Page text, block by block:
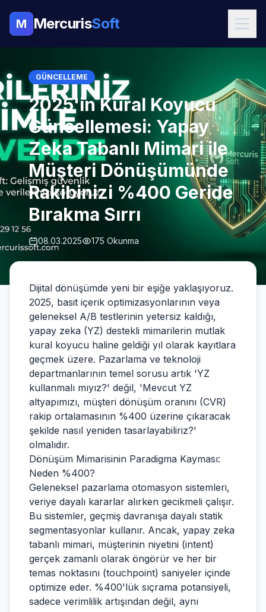
M MercurisSoft
GÜNCELLEME
2025'in Kural Koyucu
Güncellemesi: Yapay
Zeka Tabanlı Mimari ile
Müşteri Dönüşümünde
Rakibinizi %400 Geride
Bırakma Sırrı
08.03.2025 175 Okunma
Dijital dönüşümde yeni bir eşiğe yaklaşıyoruz.
2025, basit içerik optimizasyonlarının veya
geleneksel A/B testlerinin yetersiz kaldığı,
yapay zeka (YZ) destekli mimarilerin mutlak
kural koyucu haline geldiği yıl olarak kayıtlara
geçmek üzere. Pazarlama ve teknoloji
departmanlarının temel sorusu artık 'YZ
kullanmalı mıyız?' değil, 'Mevcut YZ
altyapımızı, müşteri dönüşüm oranını (CVR)
rakip ortalamasının %400 üzerine çıkaracak
şekilde nasıl yeniden tasarlayabiliriz?'
olmalıdır.
Dönüşüm Mimarisinin Paradigma Kayması:
Neden %400?
Geleneksel pazarlama otomasyon sistemleri,
veriye dayalı kararlar alırken gecikmeli çalışır.
Bu sistemler, geçmiş davranışa dayalı statik
segmentasyonlar kullanır. Ancak, yapay zeka
tabanlı mimari, müşterinin niyetini (intent)
gerçek zamanlı olarak öngörür ve her bir
temas noktasını (touchpoint) saniyeler içinde
optimize eder. %400'lük sıçrama potansiyeli,
sadece verimlilik artışından değil, aynı